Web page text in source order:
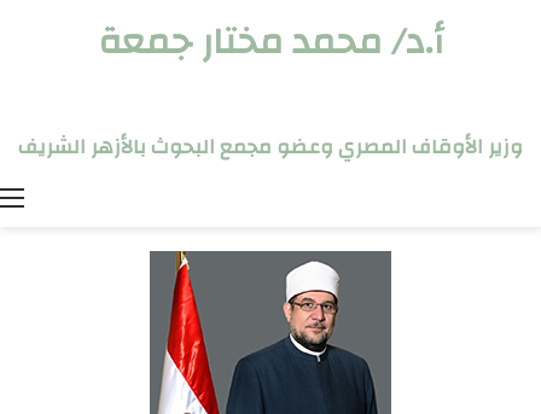
أ.د/ محمد مختار جمعة
وزير الأوقاف المصري وعضو مجمع البحوث بالأزهر الشريف